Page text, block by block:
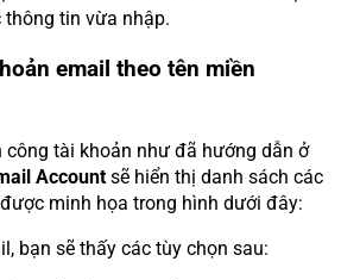
tin vừa nhập.
email theo tên miền
công tài khoản như đã hướng dẫn ở
Accountsẽ hiển thị danh sách các
minh họa trong hình dưới đây:
bạn sẽ thấy các tùy chọn sau: